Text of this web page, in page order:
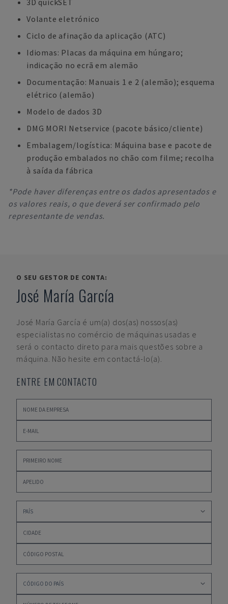
3D quickSET
Volante eletrónico
Ciclo de afinação da aplicação (ATC)
Idiomas: Placas da máquina em húngaro;
indicação no ecrã em alemão
Documentação: Manuais 1 e 2 (alemão); esquema
elétrico (alemão)
Modelo de dados 3D
DMG MORI Netservice (pacote básico/cliente)
Embalagem/logística: Máquina base e pacote de
produção embalados no chão com filme; recolha
à saída da fábrica
*Pode haver diferenças entre os dados apresentados e
os valores reais, o que deverá ser confirmado pelo
representante de vendas.
O SEU GESTOR DE CONTA:
José María García
José María García é um(a) dos(as) nossos(as)
especialistas no comércio de máquinas usadas e
será o contacto direto para mais questões sobre a
máquina. Não hesite em contactá-lo(a).
ENTRE EM CONTACTO